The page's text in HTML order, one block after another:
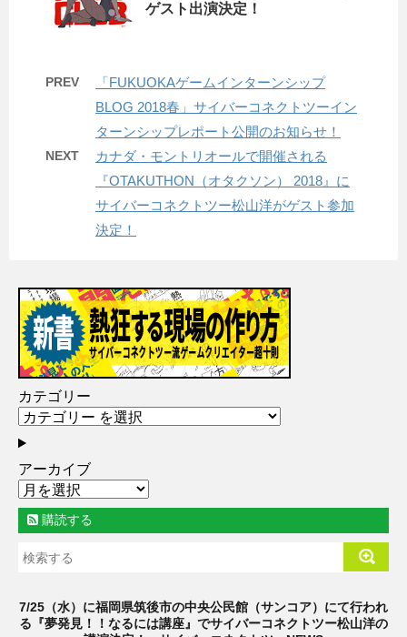
ゲスト出演決定！
PREV
「FUKUOKAゲームインターンシップ
BLOG 2018春」サイバーコネクトツーイン
ターンシップレポート公開のお知らせ！
NEXT
カナダ・モントリオールで開催される
『OTAKUTHON（オタクソン） 2018』に
サイバーコネクトツー松山洋がゲスト参加
決定！
カテゴリー
アーカイブ
購読する
7/25（水）に福岡県筑後市の中央公民館（サンコア）にて行われ
る『夢発見！！なるには講座』でサイバーコネクトツー松山洋の